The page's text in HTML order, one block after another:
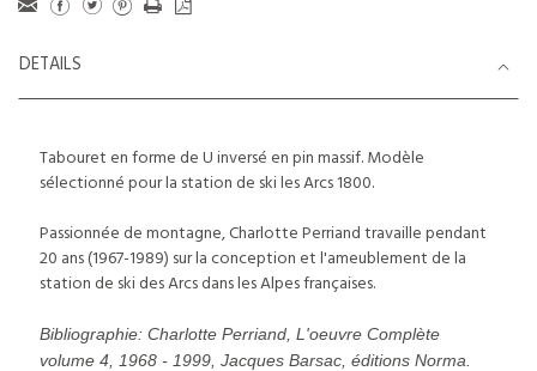
DETAILS
Tabouret en forme de U inversé en pin massif. Modèle
sélectionné pour la station de ski les Arcs 1800.
Passionnée de montagne, Charlotte Perriand travaille pendant
20 ans (1967-1989) sur la conception et l'ameublement de la
station de ski des Arcs dans les Alpes françaises.
Bibliographie: Charlotte Perriand, L'oeuvre Complète
volume 4, 1968 - 1999, Jacques Barsac, éditions Norma.